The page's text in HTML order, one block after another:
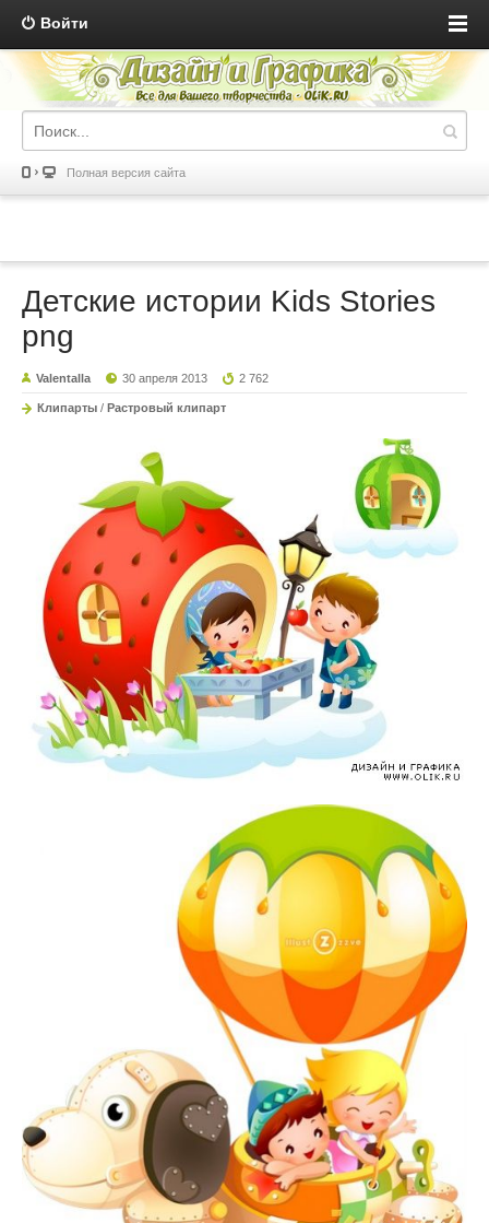
Войти
Полная версия сайта
Детские истории Kids Stories
png
Valentalla 30 апреля 2013 2 762
Клипарты / Растровый клипарт